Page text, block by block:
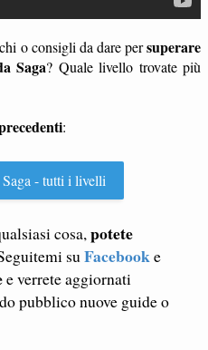
o consigli da dare persuperare
Saga? Quale livello trovate più
:
- tutti i livelli
cosa, potete
su Facebooke
e verrete aggiornati
pubblico nuove guide o